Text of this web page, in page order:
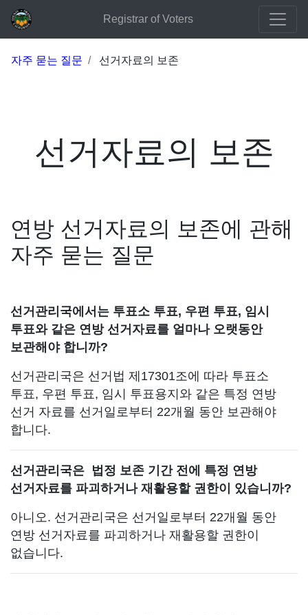
Registrar of Voters
자주 묻는 질문 선거자료의 보존
선거자료의 보존
연방 선거자료의 보존에 관해
자주 묻는 질문
선거관리국에서는 투표소 투표, 우편 투표, 임시
투표와 같은 연방 선거자료를 얼마나 오랫동안
보관해야 합니까?
선거관리국은 선거법 제17301조에 따라 투표소
투표, 우편 투표, 임시 투표용지와 같은 특정 연방
선거 자료를 선거일로부터 22개월 동안 보관해야
합니다.
선거관리국은 법정 보존 기간 전에 특정 연방
선거자료를 파괴하거나 재활용할 권한이 있습니까?
아니오. 선거관리국은 선거일로부터 22개월 동안
연방 선거자료를 파괴하거나 재활용할 권한이
없습니다.